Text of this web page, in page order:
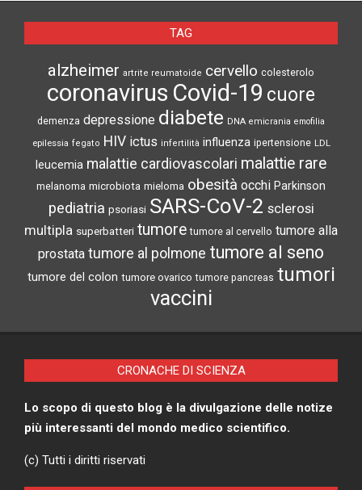
TAG
alzheimer artrite reumatoide cervello colesterolo
coronavirus Covid-19 cuore
demenza depressione diabete DNA emicrania emofilia
epilessia fegato HIV ictus infertilità influenza ipertensione LDL
leucemia malattie cardiovascolari malattie rare
melanoma microbiota mieloma obesità occhi Parkinson
pediatria psoriasi SARS-CoV-2 sclerosi
multipla superbatteri tumore tumore al cervello tumore alla
prostata tumore al polmone tumore al seno
tumore del colon tumore ovarico tumore pancreas tumori
vaccini
CRONACHE DI SCIENZA
Lo scopo di questo blog è la divulgazione delle notize
più interessanti del mondo medico scientifico.
(c) Tutti i diritti riservati